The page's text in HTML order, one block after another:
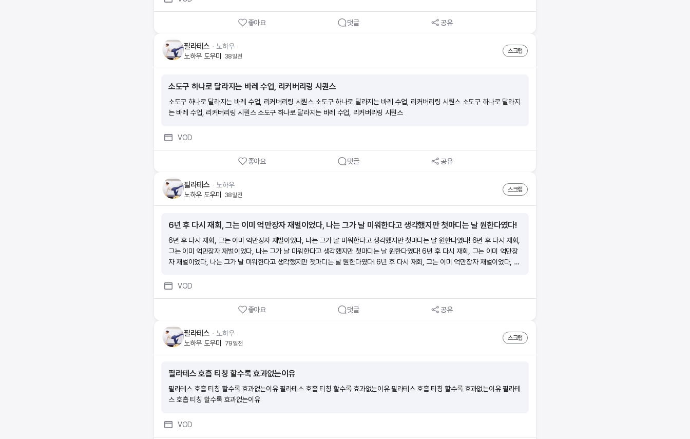
좋아요 댓글 공유
필라테스 ᆞ 노하우
노하우 도우미 38일전
스크랩
소도구 하나로 달라지는 바레 수업, 리커버리링 시퀀스
소도구 하나로 달라지는 바레 수업, 리커버리링 시퀀스 소도구 하나로 달라지는 바레 수업, 리커버리링 시퀀스 소도구 하나로 달라지
는 바레 수업, 리커버리링 시퀀스 소도구 하나로 달라지는 바레 수업, 리커버리링 시퀀스
VOD
좋아요 댓글 공유
필라테스 ᆞ 노하우
노하우 도우미 38일전
스크랩
6년 후 다시 재회, 그는 이미 억만장자 재벌이었다, 나는 그가 날 미워한다고 생각했지만 첫마디는 날 원한다였다!
6년 후 다시 재회, 그는 이미 억만장자 재벌이었다, 나는 그가 날 미워한다고 생각했지만 첫마디는 날 원한다였다! 6년 후 다시 재회,
그는 이미 억만장자 재벌이었다, 나는 그가 날 미워한다고 생각했지만 첫마디는 날 원한다였다! 6년 후 다시 재회, 그는 이미 억만장
자 재벌이었다, 나는 그가 날 미워한다고 생각했지만 첫마디는 날 원한다였다! 6년 후 다시 재회, 그는 이미 억만장자 재벌이었다, 나
VOD
좋아요 댓글 공유
필라테스 ᆞ 노하우
노하우 도우미
79일전
스크랩
필라테스 호흡 티칭 할수록 효과없는이유
필라테스 호흡 티칭 할수록 효과없는이유 필라테스 호흡 티칭 할수록 효과없는이유 필라테스 호흡 티칭 할수록 효과없는이유 필라테
스 호흡 티칭 할수록 효과없는이유
VOD